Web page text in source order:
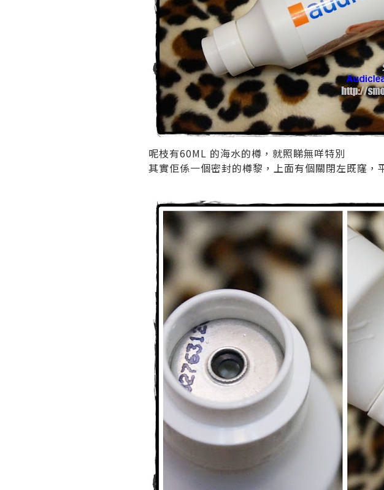
呢枝有60ML 的海水的樽，就照睇無咩特別
其實佢係一個密封的樽黎，上面有個關閉左既窿